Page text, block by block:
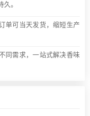
。
单可当天发货，缩短生产
同需求，一站式解决香味